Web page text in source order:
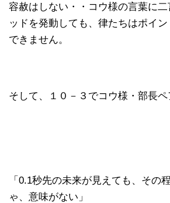
容赦はしない・・コウ様の言葉に
ッドを発動しても、律たちはポイ
できません。
そして、１０－３でコウ様・部長ペ
「0.1秒先の未来が見えても、その
ゃ、意味がない」